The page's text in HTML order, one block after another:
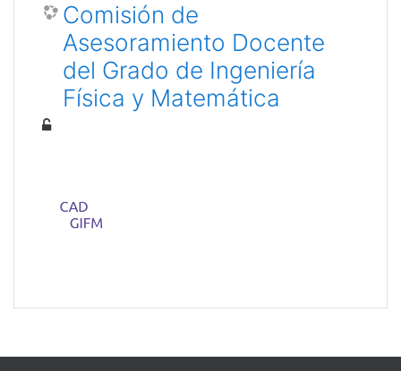
Comisión de
Asesoramiento Docente
del Grado de Ingeniería
Física y Matemática